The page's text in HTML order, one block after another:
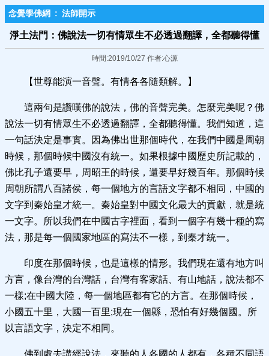
念覺學佛網 : 法師開示
淨土法門：佛說法一切有情眾生不必透過翻譯，全都聽得懂
時間:2019/10/27 作者:心源
【世尊能演一音聲。有情各各隨類解。】
這兩句是讚嘆佛的說法，佛的音聲完美。怎麼完美呢？佛
說法一切有情眾生不必透過翻譯，全都聽得懂。我們知道，這
一句話決定是事實。因為佛出世那個時代，在我們中國是周朝
時候，那個時候中國沒有統一。如果根據中國歷史所記載的，
佛比孔子還要早，周昭王的時候，還要早好幾百年。那個時候
周朝所謂八百諸侯，每一個地方的言語文字都不相同，中國的
文字到秦始皇才統一。秦始皇對中國文化最大的貢獻，就是統
一文字。所以我們在中國古字裡面，看到一個字有幾十種的寫
法，那是每一個國家地區的寫法不一樣，到秦才統一。
印度在那個時候，也是這樣的情形。我們現在還有地方叫
方言，像台灣的台灣話，台灣有客家話、有山地話，說法都不
一樣;在中國大陸，每一個地區都有它的方言。在那個時候，
小國五十里，大國一百里;現在一個縣，恐怕有好幾個國。所
以言語文字，決定不相同。